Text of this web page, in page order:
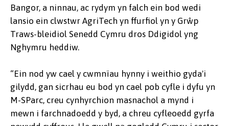
Bangor, a ninnau, ac rydym yn falch ein bod wedi
lansio ein clwstwr AgriTech yn ffurfiol yn y Grŵp
Traws-bleidiol Senedd Cymru dros Ddigidol yng
Nghymru heddiw.
“Ein nod yw cael y cwmnïau hynny i weithio gyda'i
gilydd, gan sicrhau eu bod yn cael pob cyfle i dyfu yn
M-SParc, creu cynhyrchion masnachol a mynd i
mewn i farchnadoedd y byd, a chreu cyfleoedd gyrfa